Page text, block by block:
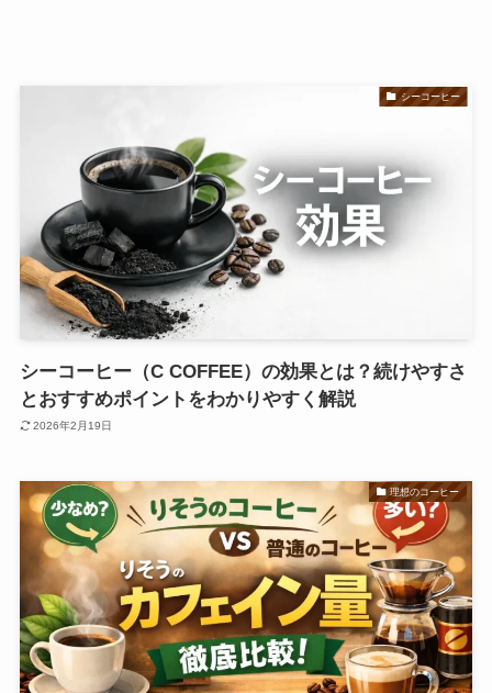
シーコーヒー
シーコーヒー（C COFFEE）の効果とは？続けやすさ
とおすすめポイントをわかりやすく解説
2026年2月19日
理想のコーヒー